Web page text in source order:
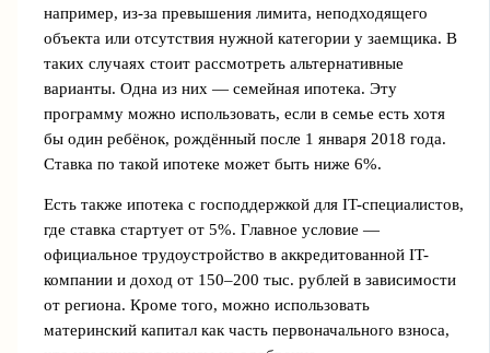
например, из-за превышения лимита, неподходящего
объекта или отсутствия нужной категории у заемщика. В
таких случаях стоит рассмотреть альтернативные
варианты. Одна из них — семейная ипотека. Эту
программу можно использовать, если в семье есть хотя
бы один ребёнок, рождённый после 1 января 2018 года.
Ставка по такой ипотеке может быть ниже 6%.
Есть также ипотека с господдержкой для IT-специалистов,
где ставка стартует от 5%. Главное условие —
официальное трудоустройство в аккредитованной IT-
компании и доход от 150–200 тыс. рублей в зависимости
от региона. Кроме того, можно использовать
материнский капитал как часть первоначального взноса,